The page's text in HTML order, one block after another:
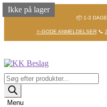
📦 1-3
⭐-GODE ANMELDELSER📞
Spring
til
navigation
Spring
til
indhold
Products
search
Menu
Ikke på lager
Ikke på lager
Ikke på lager
Ikke på lager
Ikke på lager
Ikke på lager
Ikke på lager